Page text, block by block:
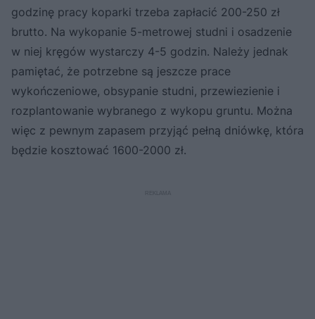
godzinę pracy koparki trzeba zapłacić 200-250 zł
brutto. Na wykopanie 5-metrowej studni i osadzenie
w niej kręgów wystarczy 4-5 godzin. Należy jednak
pamiętać, że potrzebne są jeszcze prace
wykończeniowe, obsypanie studni, przewiezienie i
rozplantowanie wybranego z wykopu gruntu. Można
więc z pewnym zapasem przyjąć pełną dniówkę, która
będzie kosztować 1600-2000 zł.